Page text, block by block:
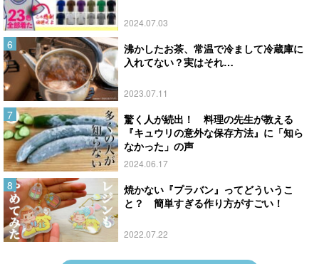
2024.07.03
沸かしたお茶、常温で冷まして冷蔵庫に
入れてない？実はそれ…
2023.07.11
驚く人が続出！ 料理の先生が教える
『キュウリの意外な保存方法』に「知ら
なかった」の声
2024.06.17
焼かない『プラバン』ってどういうこ
と？ 簡単すぎる作り方がすごい！
2022.07.22